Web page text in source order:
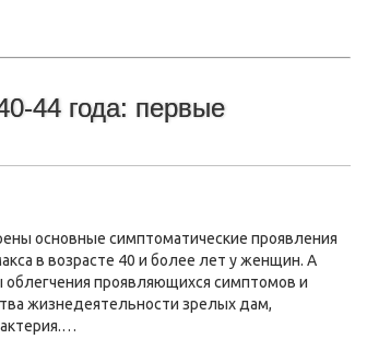
44 года: первые
основные симптоматические проявления
в возрасте 40 и более лет у женщин. А
проявляющихся симптомов и
жизнедеятельности зрелых дам,